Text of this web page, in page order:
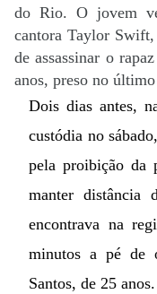
do Rio. O jovem
cantora Taylor
de assassinar o
anos, preso no
Dois dias antes,
custódia no
pela proibição da
manter distância
encontrava na
minutos a pé de
Santos, de 25 anos.